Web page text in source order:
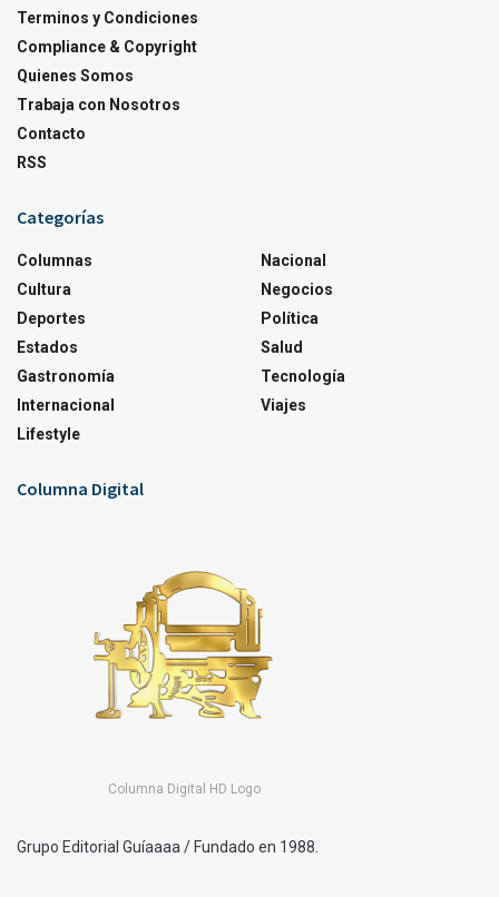
Terminos y Condiciones
Compliance & Copyright
Quienes Somos
Trabaja con Nosotros
Contacto
RSS
Categorías
Columnas
Cultura
Deportes
Estados
Gastronomía
Internacional
Lifestyle
Nacional
Negocios
Política
Salud
Tecnología
Viajes
Columna Digital
Columna Digital HD Logo
Grupo Editorial Guíaaaa / Fundado en 1988.